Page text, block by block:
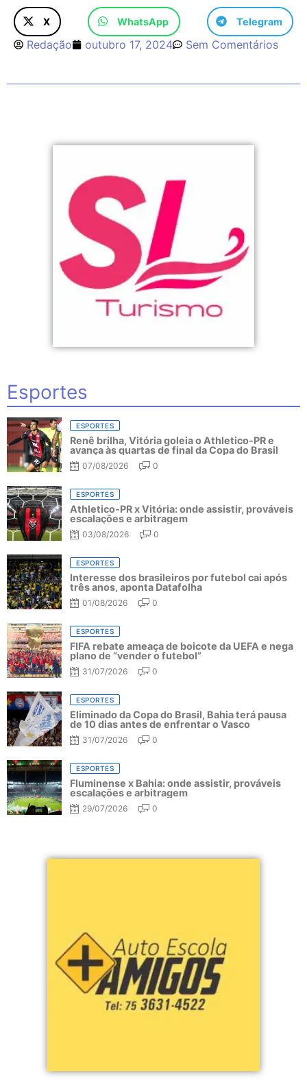
X WhatsApp Telegram
Redação outubro 17, 2024 Sem Comentários
Esportes
ESPORTES
Renê brilha, Vitória goleia o Athletico-PR e
avança às quartas de final da Copa do Brasil
07/08/2026 0
ESPORTES
Athletico-PR x Vitória: onde assistir, prováveis
escalações e arbitragem
03/08/2026 0
ESPORTES
Interesse dos brasileiros por futebol cai após
três anos, aponta Datafolha
01/08/2026 0
ESPORTES
FIFA rebate ameaça de boicote da UEFA e nega
plano de “vender o futebol”
31/07/2026 0
ESPORTES
Eliminado da Copa do Brasil, Bahia terá pausa
de 10 dias antes de enfrentar o Vasco
31/07/2026 0
ESPORTES
Fluminense x Bahia: onde assistir, prováveis
escalações e arbitragem
29/07/2026 0